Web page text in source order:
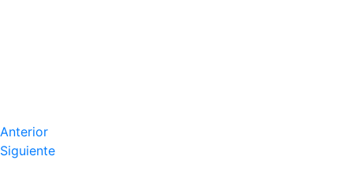
Anterior
Siguiente